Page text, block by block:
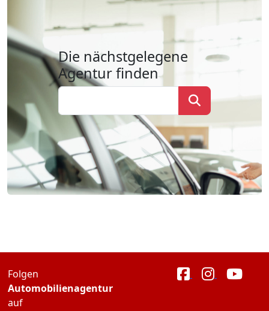
Die nächstgelegene
Agentur finden
Folgen
Automobilienagentur
auf